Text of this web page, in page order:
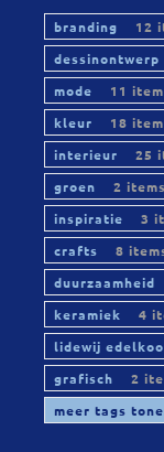
branding
12
dessinontwerp
mode
11
kleur
18
interieur
25
groen
2
inspiratie
3
crafts
8
duurzaamheid
keramiek
4
lidewij
grafisch
2
meer tags